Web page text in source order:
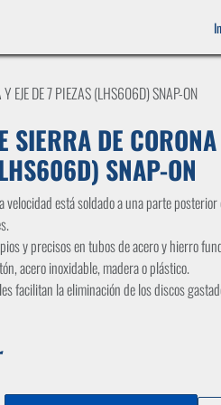
Y EJE DE 7 PIEZAS (LHS606D) SNAP-ON
SIERRA DE
SNAP-ON
velocidad está soldado a una parte
y precisos en tubos de acero y hierro
acero inoxidable, madera o plástico.
facilitan la eliminación de los discos